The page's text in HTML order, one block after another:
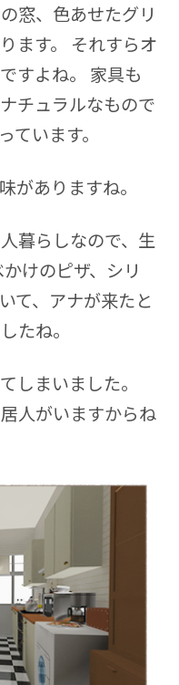
窓、色あせたグリ
ます。 それすらオ
すよね。 家具も
チュラルなもので
ています。
がありますね。
暮らしなので、生
けのピザ、シリ
て、アナが来たと
たね。
しまいました。
人がいますからね